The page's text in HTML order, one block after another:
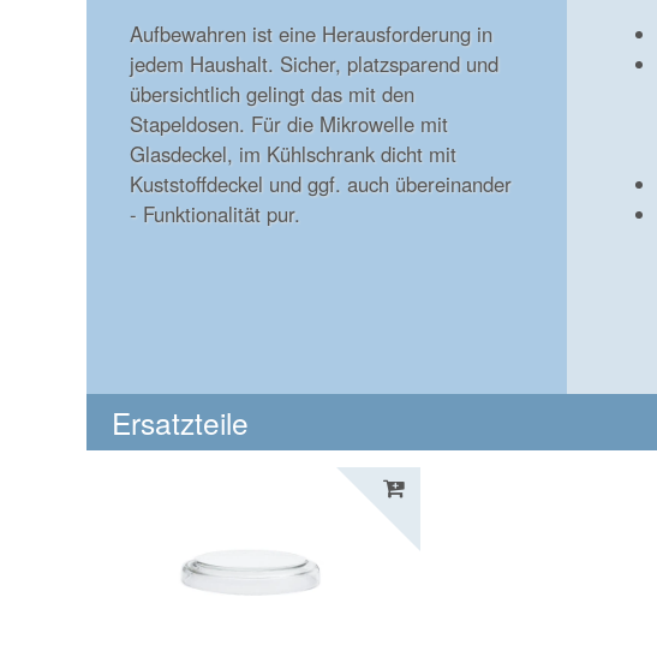
Aufbewahren ist eine Herausforderung in
jedem Haushalt. Sicher, platzsparend und
übersichtlich gelingt das mit den
Stapeldosen. Für die Mikrowelle mit
Glasdeckel, im Kühlschrank dicht mit
Kuststoffdeckel und ggf. auch übereinander
- Funktionalität pur.
Ersatzteile